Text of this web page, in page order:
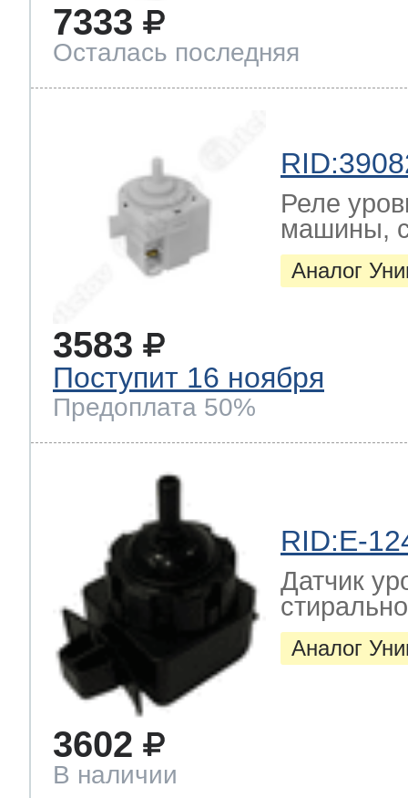
7333
Осталась последняя
Реле
машины,
Аналог
3583
Поступит 16 ноября
Предоплата 50%
RID:E-
Датчик
Аналог
3602
В наличии